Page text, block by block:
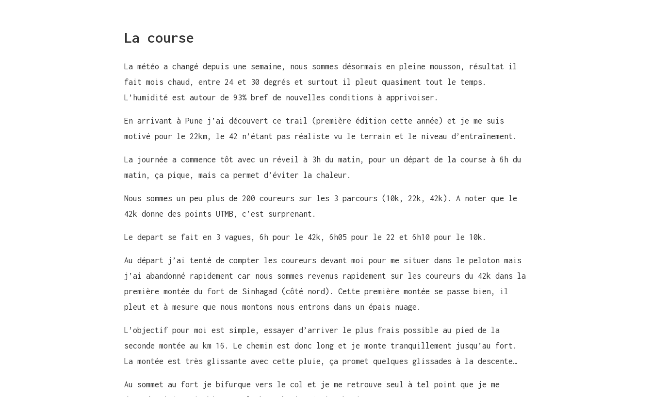
La course
La météo a changé depuis une semaine, nous sommes désormais en pleine mousson, résultat il
fait mois chaud, entre 24 et 30 degrés et surtout il pleut quasiment tout le temps.
L’humidité est autour de 93% bref de nouvelles conditions à apprivoiser.
En arrivant à Pune j’ai découvert ce trail (première édition cette année) et je me suis
motivé pour le 22km, le 42 n’étant pas réaliste vu le terrain et le niveau d’entraînement.
La journée a commence tôt avec un réveil à 3h du matin, pour un départ de la course à 6h du
matin, ça pique, mais ca permet d’éviter la chaleur.
Nous sommes un peu plus de 200 coureurs sur les 3 parcours (10k, 22k, 42k). A noter que le
42k donne des points UTMB, c’est surprenant.
Le depart se fait en 3 vagues, 6h pour le 42k, 6h05 pour le 22 et 6h10 pour le 10k.
Au départ j’ai tenté de compter les coureurs devant moi pour me situer dans le peloton mais
j’ai abandonné rapidement car nous sommes revenus rapidement sur les coureurs du 42k dans la
première montée du fort de Sinhagad (côté nord). Cette première montée se passe bien, il
pleut et à mesure que nous montons nous entrons dans un épais nuage.
L’objectif pour moi est simple, essayer d’arriver le plus frais possible au pied de la
seconde montée au km 16. Le chemin est donc long et je monte tranquillement jusqu’au fort.
La montée est très glissante avec cette pluie, ça promet quelques glissades à la descente…
Au sommet au fort je bifurque vers le col et je me retrouve seul à tel point que je me